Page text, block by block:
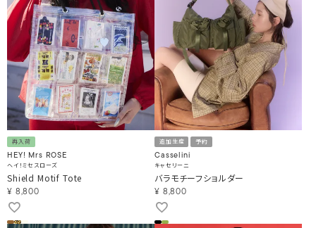
再入荷
HEY! Mrs ROSE
ヘイ！ミセスローズ
Shield Motif Tote
¥ 8,800
追加生産 予約
Casselini
キャセリーニ
バラモチーフショルダー
¥ 8,800